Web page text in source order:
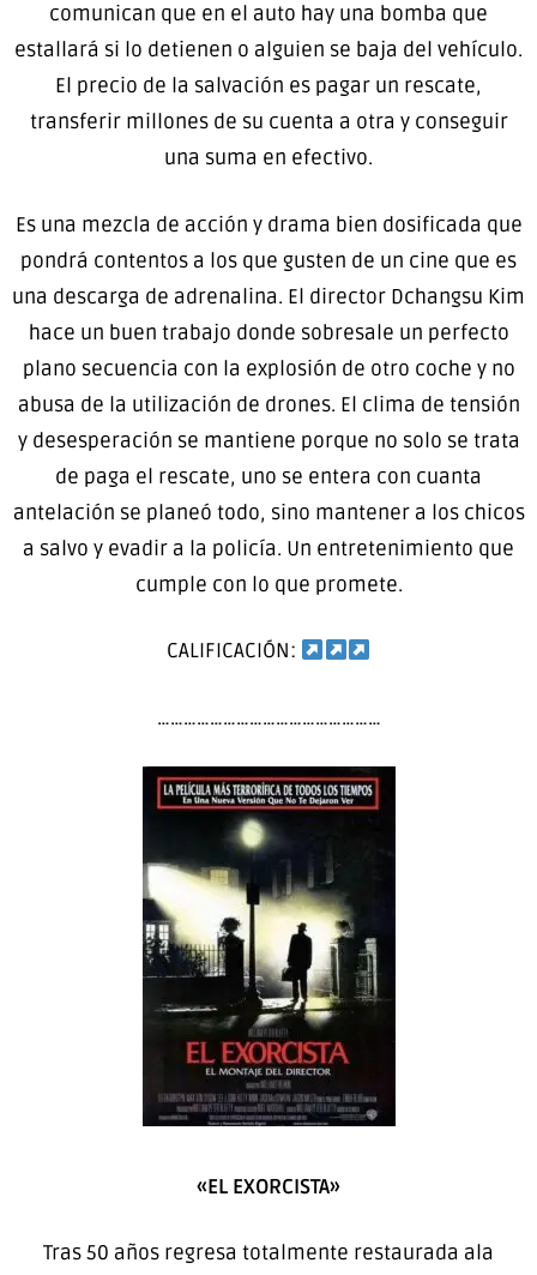
comunican que en el auto hay una bomba que
estallará si lo detienen o alguien se baja del vehículo.
El precio de la salvación es pagar un rescate,
transferir millones de su cuenta a otra y conseguir
una suma en efectivo.
Es una mezcla de acción y drama bien dosificada que
pondrá contentos a los que gusten de un cine que es
una descarga de adrenalina. El director Dchangsu Kim
hace un buen trabajo donde sobresale un perfecto
plano secuencia con la explosión de otro coche y no
abusa de la utilización de drones. El clima de tensión
y desesperación se mantiene porque no solo se trata
de paga el rescate, uno se entera con cuanta
antelación se planeó todo, sino mantener a los chicos
a salvo y evadir a la policía. Un entretenimiento que
cumple con lo que promete.
CALIFICACIÓN:
……………………………………………
«EL EXORCISTA»
Tras 50 años regresa totalmente restaurada ala